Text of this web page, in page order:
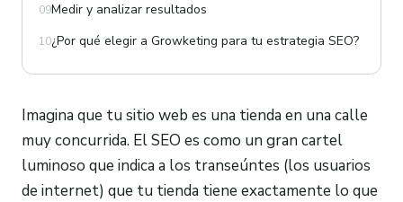
09Medir y analizar resultados
10¿Por qué elegir a Growketing para tu estrategia SEO?
Imagina que tu sitio web es una tienda en una calle
muy concurrida. El SEO es como un gran cartel
luminoso que indica a los transeúntes (los usuarios
de internet) que tu tienda tiene exactamente lo que